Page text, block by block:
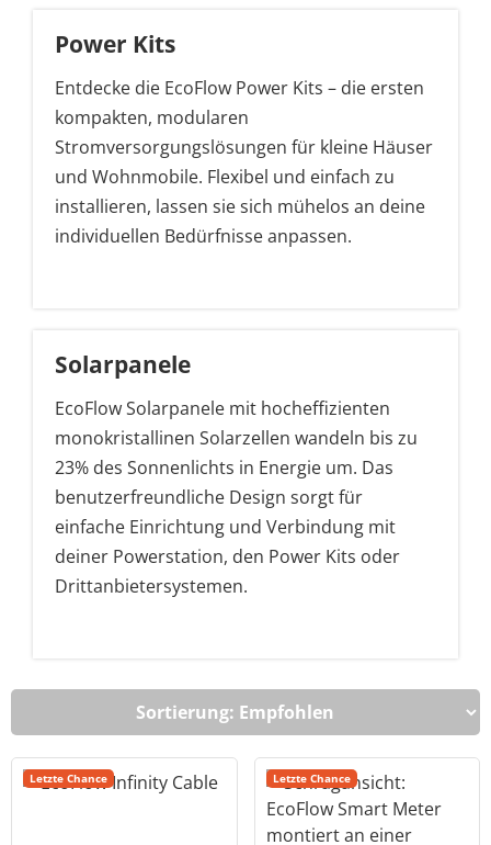
Power Kits
Entdecke die EcoFlow Power Kits – die ersten
kompakten, modularen
Stromversorgungslösungen für kleine Häuser
und Wohnmobile. Flexibel und einfach zu
installieren, lassen sie sich mühelos an deine
individuellen Bedürfnisse anpassen.
Solarpanele
EcoFlow Solarpanele mit hocheffizienten
monokristallinen Solarzellen wandeln bis zu
23% des Sonnenlichts in Energie um. Das
benutzerfreundliche Design sorgt für
einfache Einrichtung und Verbindung mit
deiner Powerstation, den Power Kits oder
Drittanbietersystemen.
Letzte Chance Letzte Chance